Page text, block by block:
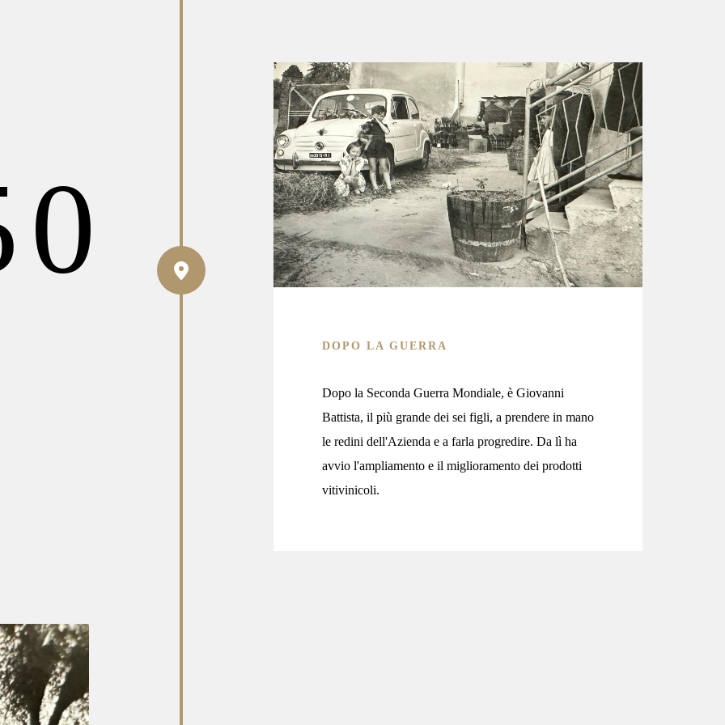
DOPO LA GUERRA
Dopo la Seconda Guerra Mondiale, è Giovanni
Battista, il più grande dei sei figli, a prendere in mano
le redini dell'Azienda e a farla progredire. Da lì ha
avvio l'ampliamento e il miglioramento dei prodotti
vitivinicoli.